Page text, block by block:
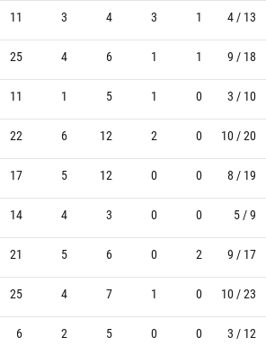
11 3 4 3 1 4 / 13
25 4 6 1 1 9 / 18
11 1 5 1 0 3 / 10
22 6 12 2 0 10 / 20
17 5 12 0 0 8 / 19
14 4 3 0 0 5 / 9
21 5 6 0 2 9 / 17
25 4 7 1 0 10 / 23
6 2 5 0 0 3 / 12